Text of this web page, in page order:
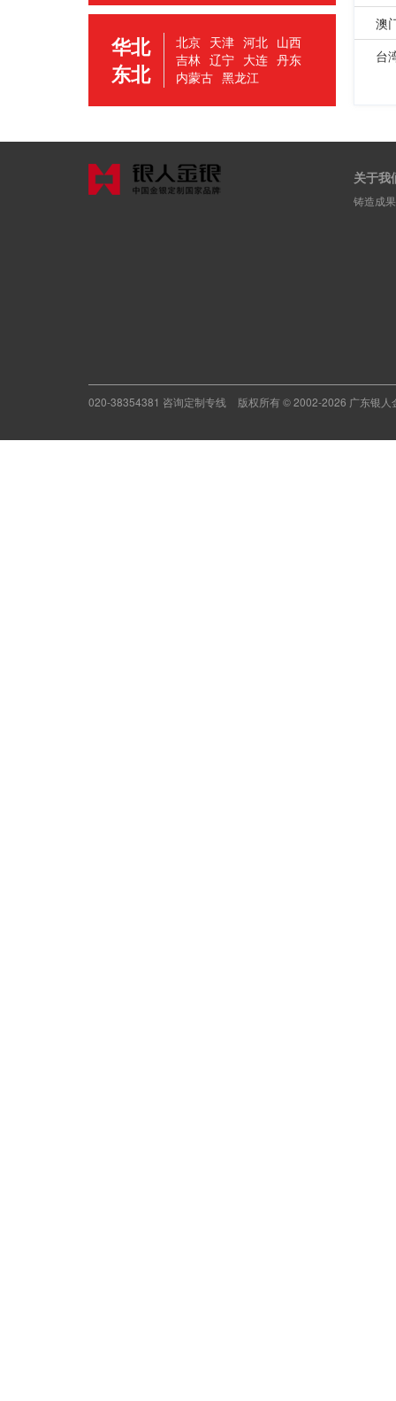
华北
东北
北京 天津 河北 山西
吉林 辽宁 大连 丹东
内蒙古 黑龙江
澳
台
关于我
铸造成
020-38354381 咨询定制专线 版权所有 © 2002-2026 广东银人